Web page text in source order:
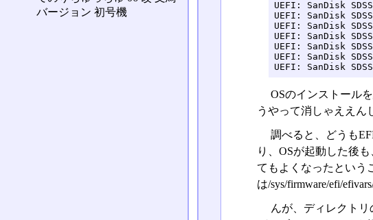
UEFI: SanDisk
UEFI: SanDisk
UEFI: SanDisk
UEFI: SanDisk
UEFI: SanDisk
UEFI: SanDisk
UEFI: SanDisk
OSのインストール
うやって消しゃええん
調べると、どうも
り、OSが起動した後
てもよくなったという
は/sys/firmware/efi/
んが、ディレクト
バージョン 初号機